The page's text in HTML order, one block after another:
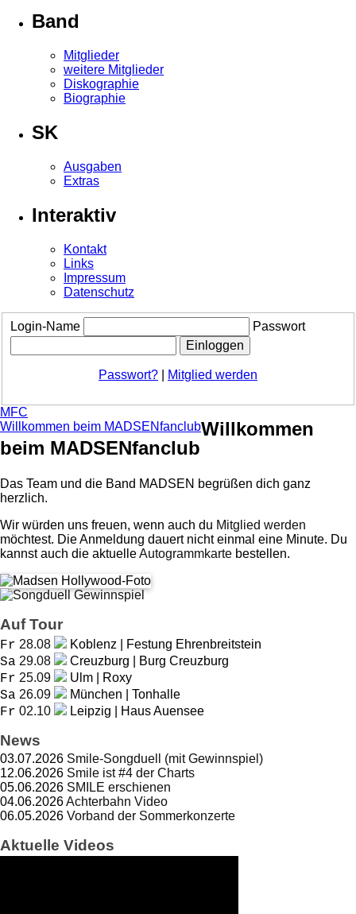
Band
Mitglieder
weitere Mitglieder
Diskographie
Biographie
SK
Ausgaben
Extras
Interaktiv
Kontakt
Links
Impressum
Datenschutz
Login-Name Passwort
Passwort? Mitglied werden
MFC
Willkommen beim MADSENfanclubWillkommen
beim MADSENfanclub
Das Team und die Band MADSEN begrüßen dich ganz
herzlich.
Wir würden uns freuen, wenn auch du Mitglied werden
möchtest. Die Anmeldung dauert nicht einmal eine Minute. Du
kannst auch die aktuelleAutogrammkarte bestellen.
Auf Tour
Fr 28.08 Koblenz | Festung Ehrenbreitstein
Sa 29.08 Creuzburg | Burg Creuzburg
Fr 25.09 Ulm | Roxy
Sa 26.09 München | Tonhalle
Fr 02.10 Leipzig | Haus Auensee
News
03.07.2026 Smile-Songduell (mit Gewinnspiel)
12.06.2026 Smile ist #4 der Charts
05.06.2026 SMILE erschienen
04.06.2026Achterbahn Video
06.05.2026 Vorband der Sommerkonzerte
Aktuelle Videos